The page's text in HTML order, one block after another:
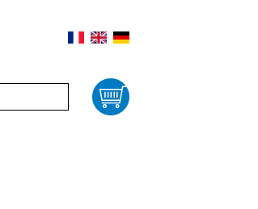
Panier